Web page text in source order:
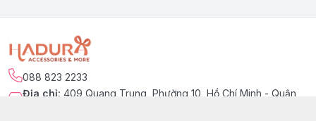
088 823 2233
Địa chỉ: 409 Quang Trung, Phường 10, Hồ Chí Minh - Quận